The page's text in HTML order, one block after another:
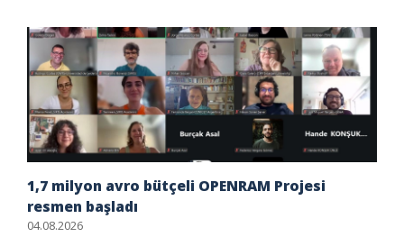
1,7 milyon avro bütçeli OPENRAM Projesi
resmen başladı
04.08.2026